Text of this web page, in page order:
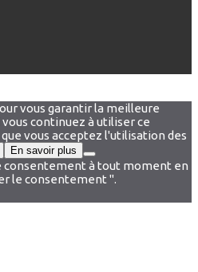
vous garantir la meilleure
continuez à utiliser ce
vous acceptez l'utilisation des
En savoir plus
consentement à tout moment en
le consentement ".